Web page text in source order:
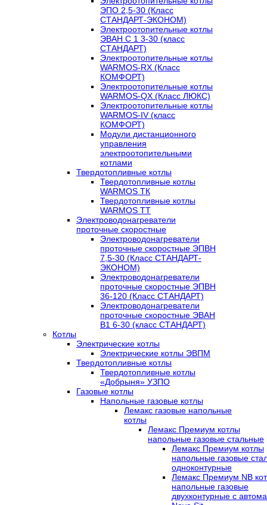
ЭПО 2,5-30 (Класс
СТАНДАРТ-ЭКОНОМ)
Электроотопительные котлы
ЭВАН С 1 3-30 (класс
СТАНДАРТ)
Электроотопительные котлы
WARMOS-RX (Класс
КОМФОРТ)
Электроотопительные котлы
WARMOS-QX (Класс ЛЮКС)
Электроотопительные котлы
WARMOS-IV (класс
КОМФОРТ)
Модули дистанционного
управления
электроотопительными
котлами
Твердотопливные котлы
Твердотопливные котлы
WARMOS TК
Твердотопливные котлы
WARMOS TT
Электроводонагреватели
проточные скоростные
Электроводонагреватели
проточные скоростные ЭПВН
7,5-30 (Класс СТАНДАРТ-
ЭКОНОМ)
Электроводонагреватели
проточные скоростные ЭПВН
36-120 (Класс СТАНДАРТ)
Электроводонагреватели
проточные скоростные ЭВАН
В1 6-30 (класс СТАНДАРТ)
Котлы
Электрические котлы
Электрические котлы ЭВПМ
Твердотопливные котлы
Твердотопливные котлы
«Добрыня» УЗПО
Газовые котлы
Напольные газовые котлы
Лемакс газовые напольные
котлы
Лемакс Премиум котлы
напольные газовые стальные
Лемакс Премиум котлы
напольные газовые
одноконтурные
Лемакс Премиум NB
напольные газовые
двухконтурные c